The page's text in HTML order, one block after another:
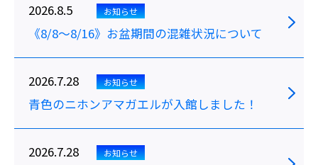
2026.8.5 お知らせ
《8/8～8/16》お盆期間の混雑状況について
2026.7.28 お知らせ
青色のニホンアマガエルが入館しました！
2026.7.28 お知らせ